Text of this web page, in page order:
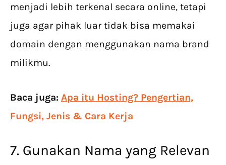
menjadi lebih terkenal secara online, tetapi
juga agar pihak luar tidak bisa memakai
domain dengan menggunakan nama brand
milikmu.
Baca juga: Apa itu Hosting? Pengertian,
Fungsi, Jenis & Cara Kerja
7. Gunakan Nama yang Relevan